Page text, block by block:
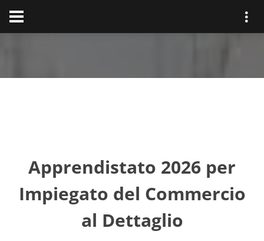
Apprendistato 2026 per
Impiegato del Commercio
al Dettaglio